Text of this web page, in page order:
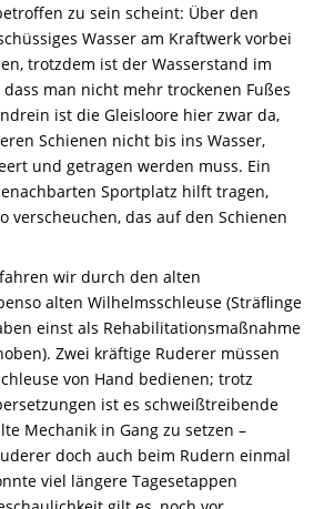
zu sein scheint: Über den
Wasser am Kraftwerk vorbei
trotzdem ist der Wasserstand im
man nicht mehr trockenen Fußes
ist die Gleisloore hier zwar da,
Schienen nicht bis ins Wasser,
und getragen werden muss. Ein
Sportplatz hilft tragen,
verscheuchen, das auf den Schienen
fahren wir durch den alten
alten Wilhelmsschleuse (Sträflinge
einst als Rehabilitationsmaßnahme
Zwei kräftige Ruderer müssen
von Hand bedienen; trotz
ist es schweißtreibende
Mechanik in Gang zu setzen –
doch auch beim Rudern einmal
viel längere Tagesetappen